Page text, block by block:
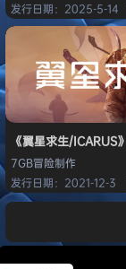
发行日期：2025-5-14
《翼星求生/ICARUS
7GB冒险制作
发行日期：2021-12-3